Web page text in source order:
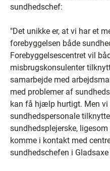
sundhedschef:
"Det unikke er, at vi har et
forebyggelsen både
Forebyggelsescentret vil
misbrugskonsulenter
samarbejde med
med problemer af
kan få hjælp hurtigt. Men vi
sundhedspersonale
sundhedsplejerske,
komme i kontakt med
sundhedschefen i